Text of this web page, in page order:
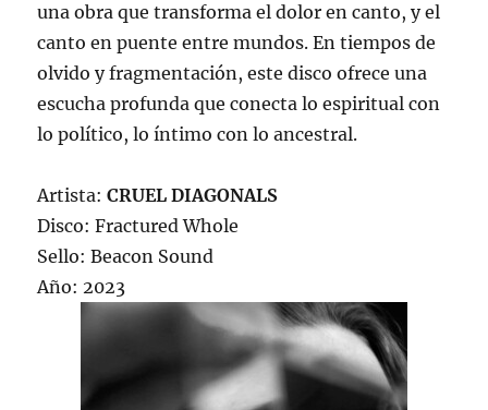
una obra que transforma el dolor en canto, y el
canto en puente entre mundos. En tiempos de
olvido y fragmentación, este disco ofrece una
escucha profunda que conecta lo espiritual con
lo político, lo íntimo con lo ancestral.
Artista:CRUEL DIAGONALS
Disco: Fractured Whole
Sello: Beacon Sound
Año: 2023